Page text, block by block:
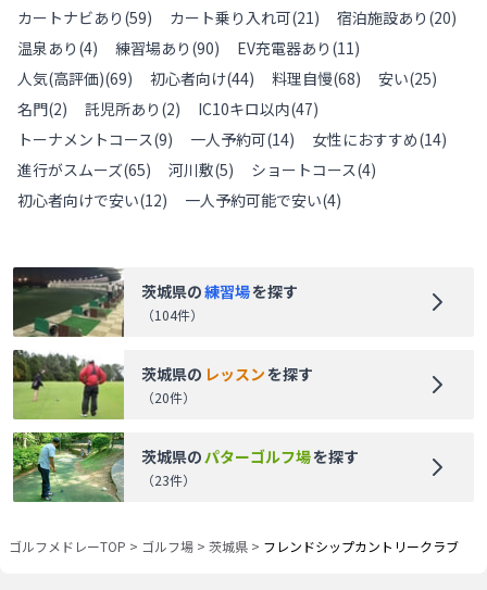
カートナビあり (59) カート乗り入れ可(21) 宿泊施設あり (20)
温泉あり (4) 練習場あり (90) EV充電器あり (11)
人気(高評価)(69) 初心者向け(44) 料理自慢(68) 安い(25)
名門(2) 託児所あり (2) IC10キロ以内(47)
トーナメントコース(9) 一人予約可(14) 女性におすすめ(14)
進行がスムーズ(65) 河川敷(5) ショートコース(4)
初心者向けで安い(12) 一人予約可能で安い(4)
茨城県の練習場を探す
（104件）
茨城県の レッスンを探す
（20件）
茨城県の パターゴルフ場を探す
（23件）
ゴルフメドレーTOP > ゴルフ場 > 茨城県 > フレンドシップカントリークラブ